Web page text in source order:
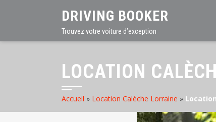
DRIVING BOOKER
Trouvez votre voiture d’exception
LOCATION
Accueil » Location Calèche Lorraine »